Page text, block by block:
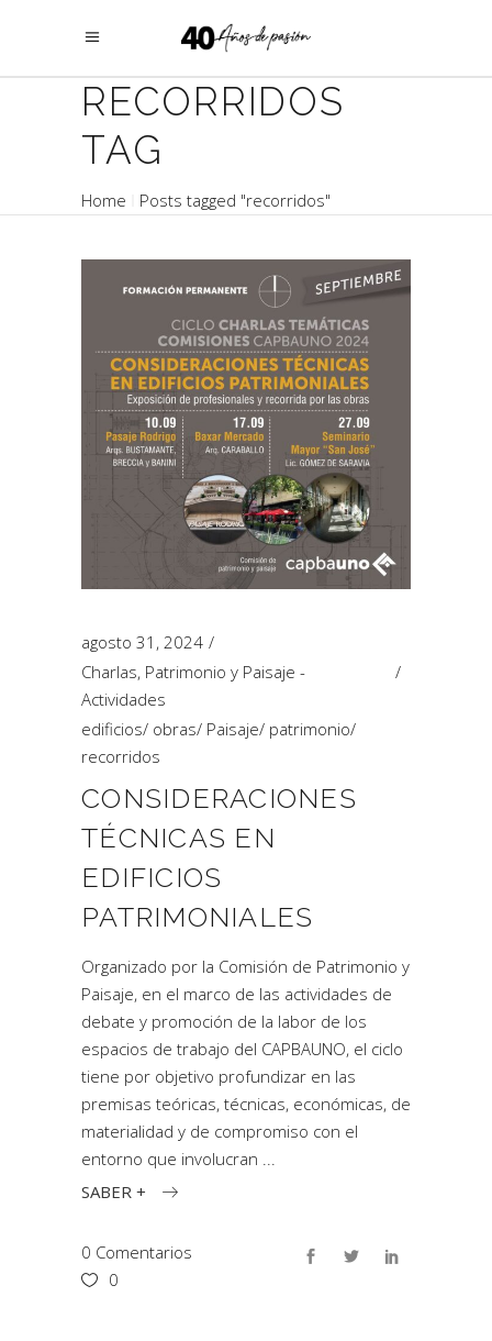
RECORRIDOS
TAG
Home Posts tagged "recorridos"
agosto 31, 2024
Charlas, Patrimonio y Paisaje -
Actividades
edificios/ obras/ Paisaje/ patrimonio/
recorridos
CONSIDERACIONES
TÉCNICAS EN
EDIFICIOS
PATRIMONIALES
Organizado por la Comisión de Patrimonio y
Paisaje, en el marco de las actividades de
debate y promoción de la labor de los
espacios de trabajo del CAPBAUNO, el ciclo
tiene por objetivo profundizar en las
premisas teóricas, técnicas, económicas, de
materialidad y de compromiso con el
entorno que involucran
SABER +
0 Comentarios
0